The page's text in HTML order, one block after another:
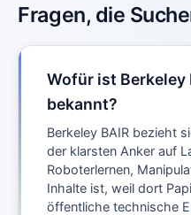
Fragen, die
Wofür ist Berkeley
bekannt?
Berkeley BAIR bezieht
der klarsten Anker auf
Roboterlernen,
Inhalte ist, weil dort
öffentliche technische